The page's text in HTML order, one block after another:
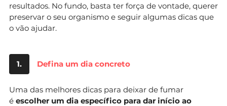
resultados. No fundo, basta ter força de vontade, querer
preservar o seu organismo e seguir algumas dicas que
o vão ajudar.
1. Defina um dia concreto
Uma das melhores dicas para deixar de fumar
é escolher um dia específico para dar início ao